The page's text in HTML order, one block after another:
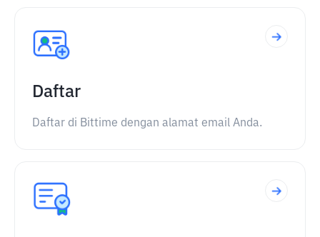
Daftar
Daftar di Bittime dengan alamat email Anda.